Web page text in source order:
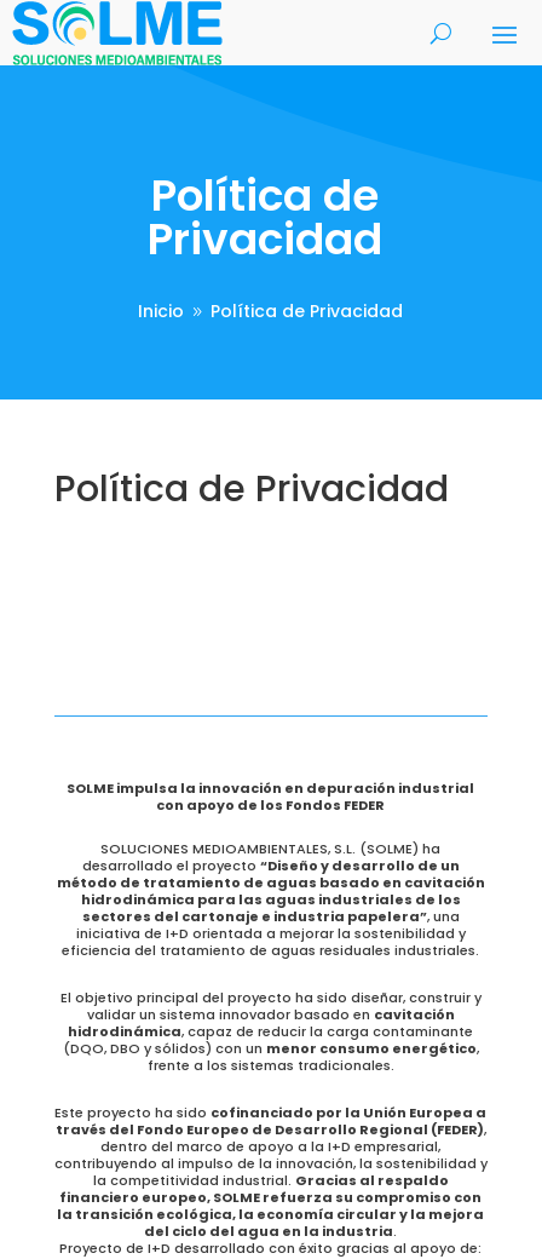
Política de
Privacidad
Inicio 9 Política de Privacidad
Política de Privacidad
SOLME impulsa la innovación en depuración industrial
con apoyo de los Fondos FEDER
SOLUCIONES MEDIOAMBIENTALES, S.L. (SOLME) ha
desarrollado el proyecto “Diseño y desarrollo de un
método de tratamiento de aguas basado en cavitación
hidrodinámica para las aguas industriales de los
sectores del cartonaje e industria papelera”, una
iniciativa de I+D orientada a mejorar la sostenibilidad y
eficiencia del tratamiento de aguas residuales industriales.
El objetivo principal del proyecto ha sido diseñar, construir y
validar un sistema innovador basado en cavitación
hidrodinámica, capaz de reducir la carga contaminante
(DQO, DBO y sólidos) con un menor consumo energético,
frente a los sistemas tradicionales.
Este proyecto ha sido cofinanciado por la Unión Europea a
través del Fondo Europeo de Desarrollo Regional (FEDER),
dentro del marco de apoyo a la I+D empresarial,
contribuyendo al impulso de la innovación, la sostenibilidad y
la competitividad industrial. Gracias al respaldo
financiero europeo, SOLME refuerza su compromiso con
la transición ecológica, la economía circular y la mejora
del ciclo del agua en la industria.
Proyecto de I+D desarrollado con éxito gracias al apoyo de: